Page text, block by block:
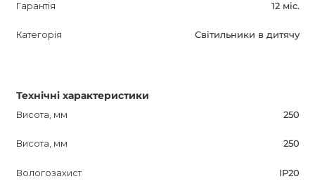
Гарантія 12 міс.
Категорія Світильники в дитячу
Технічні характеристики
Висота, мм 250
Висота, мм 250
Вологозахист IP20